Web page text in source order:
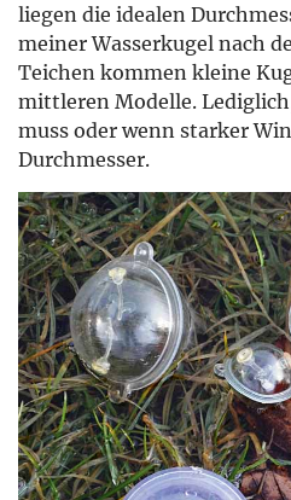
liegen die idealen
meiner Wasserkugel nach
Teichen kommen kleine
mittleren Modelle.
muss oder wenn starker
Durchmesser.